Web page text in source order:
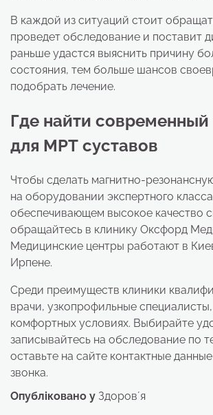
В каждой из ситуаций стоит
проведет обследование и поставит
раньше удастся выяснить причину
состояния, тем больше шансов
подобрать лечение.
Где найти
для МРТ суставов
Чтобы сделать магнитно-
на оборудовании экспертного
обеспечивающем высокое качество
обращайтесь в клинику Оксфорд
Медицинские центры работают в
Ирпене.
Среди преимуществ клиники
врачи, узкопрофильные
комфортных условиях. Выбирайте
записывайтесь на обследование по
оставьте на сайте контактные
звонка.
Опубліковано у Здоровʼя